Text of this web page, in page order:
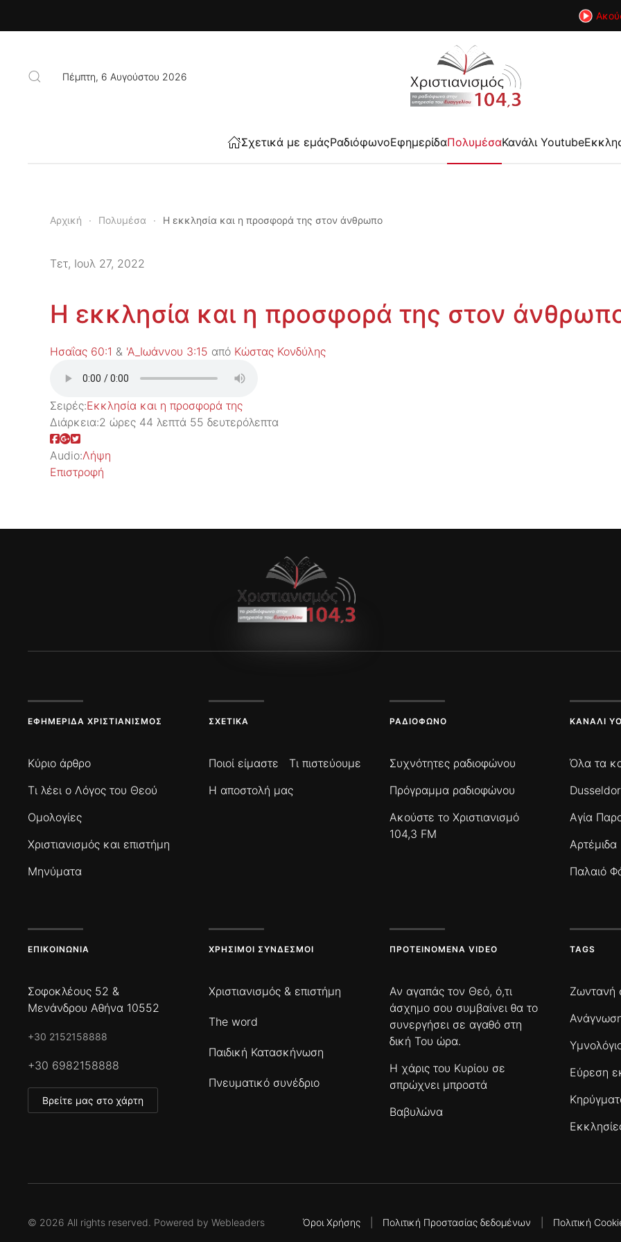
Πέμπτη, 6 Αυγούστου 2026
Σχετικά με εμάςΡαδιόφωνοΕφημερίδαΠολυμέσαΚανάλι Youtube
Αρχική Πολυμέσα Η εκκλησία και η προσφορά της στον άνθρωπο
Τετ, Ιουλ 27, 2022
Η εκκλησία και η προσφορά της στον
Ησαΐας 60:1 & 'Α_Ιωάννου 3:15 από Κώστας Κονδύλης
Σειρές:Εκκλησία και η προσφορά της
Διάρκεια:2 ώρες 44 λεπτά 55 δευτερόλεπτα
Audio:Λήψη
Επιστροφή
ΕΦΗΜΕΡΊΔΑ ΧΡΙΣΤΙΑΝΙΣΜΌΣ
Κύριο άρθρο
Τι λέει ο Λόγος του Θεού
Ομολογίες
Χριστιανισμός και επιστήμη
Μηνύματα
ΣΧΕΤΙΚΆ
Ποιοί είμαστε
Τι πιστεύουμε
Η αποστολή μας
ΡΑΔΙΌΦΩΝΟ
Συχνότητες ραδιοφώνου
Πρόγραμμα ραδιοφώνου
Ακούστε το Χριστιανισμό
104,3 FM
ΚΑΝΆΛΙ
Όλα τα
Αγία
Αρτέμιδα
Παλαιό
ΕΠΙΚΟΙΝΩΝΊΑ
Σοφοκλέους 52 &
Μενάνδρου Αθήνα 10552
+30 2152158888
+30 6982158888
Βρείτε μας στο χάρτη
ΧΡΉΣΙΜΟΙ ΣΎΝΔΕΣΜΟΙ
Χριστιανισμός & επιστήμη
The word
Παιδική Κατασκήνωση
Πνευματικό συνέδριο
ΠΡΟΤΕΙΝΌΜΕΝΑ VIDEO
Αν αγαπάς τον Θεό, ό,τι
άσχημο σου συμβαίνει θα το
συνεργήσει σε αγαθό στη
δική Του ώρα.
Η χάρις του Κυρίου σε
σπρώχνει μπροστά
Βαβυλώνα
TAGS
Ζωντανή
Εύρεση
© 2026 All rights reserved. Powered by Webleaders Όροι Χρήσης| Πολιτική Προστασίας δεδομένων Πολιτική